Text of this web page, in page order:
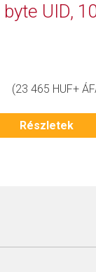
UID,
(23 465 HUF+
Részletek